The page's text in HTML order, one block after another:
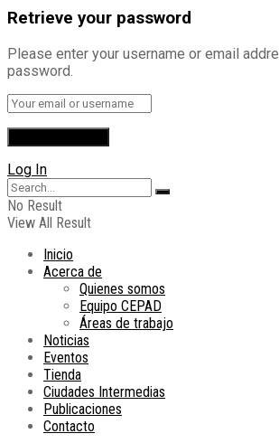
Retrieve your password
Please enter your username or email
password.
Log In
No Result
View All Result
Inicio
Acerca de
Quienes somos
Equipo CEPAD
Áreas de trabajo
Noticias
Eventos
Tienda
Ciudades Intermedias
Publicaciones
Contacto